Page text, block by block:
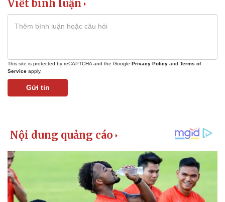
Viết bình luận
This site is protected by reCAPTCHA and the Google Privacy Policy and Terms of
Service apply.
Gửi tin